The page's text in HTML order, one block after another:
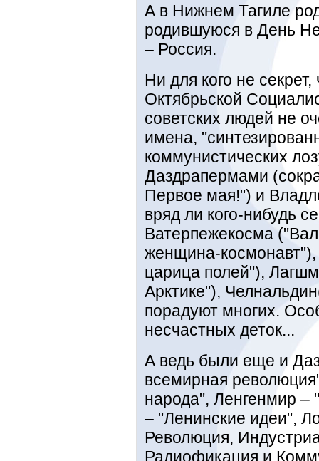
А в Нижнем Тагиле
родившуюся в День
– Россия.
Ни для кого не
Октябрьской
советских людей не
имена,
коммунистических
Даздрапермами
Первое мая!") и
вряд ли кого-нибудь
Ватерпежекосма
женщина-космонавт"),
царица полей"),
Арктике"),
порадуют многих.
несчастных деток...
А ведь были еще и
всемирная
народа", Ленгенмир –
– "Ленинские идеи",
Революция,
Радиофикация и